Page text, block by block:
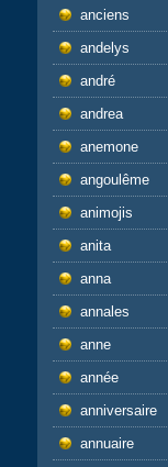
anciens
andelys
andré
andrea
anemone
angoulême
animojis
anita
anna
annales
anne
année
anniversaire
annuaire